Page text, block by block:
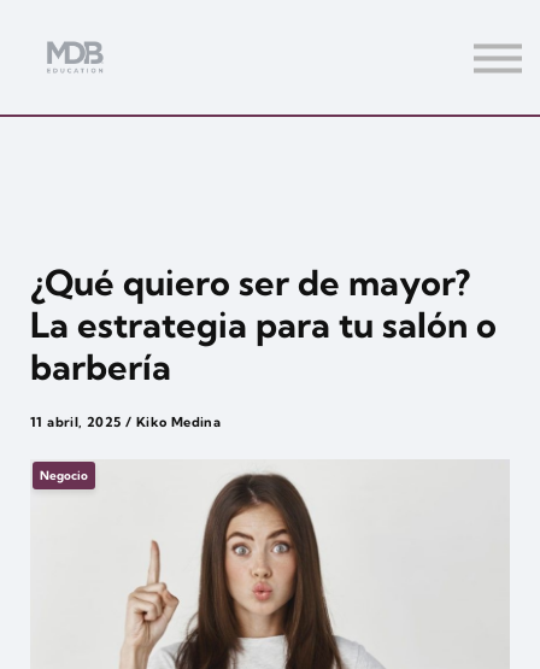
¿Qué quiero ser de mayor?
La estrategia para tu salón o
barbería
11 abril, 2025 / Kiko Medina
Negocio